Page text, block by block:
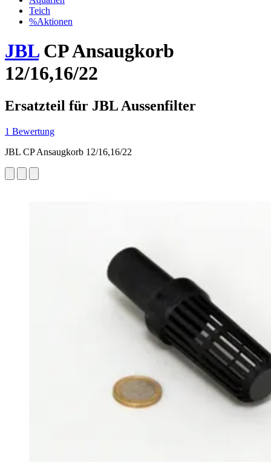
Teich
%Aktionen
JBLCP Ansaugkorb
12/16,16/22
Ersatzteil für JBL Aussenfilter
1 Bewertung
JBL CP Ansaugkorb 12/16,16/22